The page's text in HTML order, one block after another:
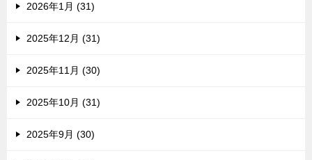
2026年1月 (31)
2025年12月 (31)
2025年11月 (30)
2025年10月 (31)
2025年9月 (30)